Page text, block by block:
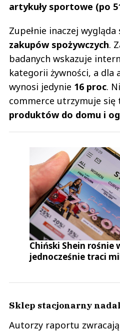
artykuły sportowe (po
Zupełnie inaczej
zakupów spożywczych.
badanych wskazuje
kategorii żywności, a dla
wynosi jedynie 16 proc.
commerce utrzymuje się
produktów do domu i
Chiński Shein rośnie
jednocześnie traci
Sklep stacjonarny
Autorzy raportu zwracają